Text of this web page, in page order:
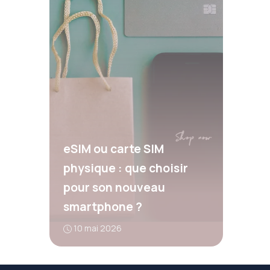
eSIM ou carte SIM
physique : que choisir
pour son nouveau
smartphone ?
10 mai 2026